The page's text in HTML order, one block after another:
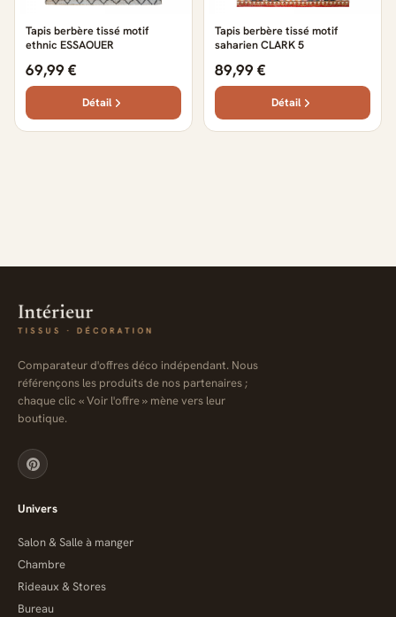
Tapis berbère tissé motif
ethnic ESSAOUER
69,99 €
Détail
Tapis berbère tissé motif
saharien CLARK 5
89,99 €
Détail
Comparateur d'offres déco indépendant. Nous
référençons les produits de nos partenaires ;
chaque clic « Voir l'offre » mène vers leur
boutique.
Univers
Salon & Salle à manger
Chambre
Rideaux & Stores
Bureau